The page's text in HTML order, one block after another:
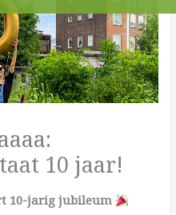
10 jaar!
10-jarigjubileum